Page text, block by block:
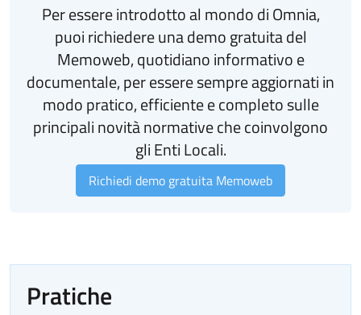
Per essere introdotto al mondo di Omnia,
puoi richiedere una demo gratuita del
Memoweb, quotidiano informativo e
documentale, per essere sempre aggiornati in
modo pratico, efficiente e completo sulle
principali novità normative che coinvolgono
gli Enti Locali.
Richiedi demo gratuita Memoweb
Pratiche